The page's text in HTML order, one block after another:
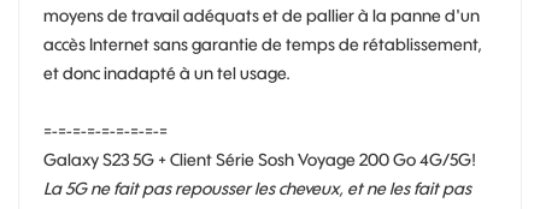
moyens de travail adéquats et de pallier à la panne d'un
accès Internet sans garantie de temps de rétablissement,
et donc inadapté à un tel usage.
=-=-=-=-=-=-=-=-=
Galaxy S23 5G + Client Série Sosh Voyage 200 Go 4G/5G!
La 5G ne fait pas repousser les cheveux, et ne les fait pas